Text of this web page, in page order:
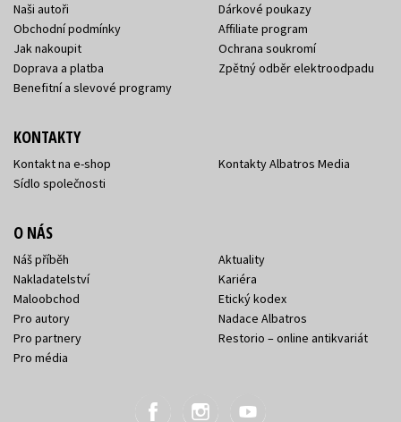
Naši autoři
Obchodní podmínky
Jak nakoupit
Doprava a platba
Benefitní a slevové programy
Dárkové poukazy
Affiliate program
Ochrana soukromí
Zpětný odběr elektroodpadu
KONTAKTY
Kontakt na e-shop
Sídlo společnosti
Kontakty Albatros Media
O NÁS
Náš příběh
Nakladatelství
Maloobchod
Pro autory
Pro partnery
Pro média
Aktuality
Kariéra
Etický kodex
Nadace Albatros
Restorio – online antikvariát